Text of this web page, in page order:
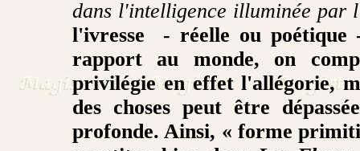
dans l'intelligence illuminée par
l'ivresse - réelle ou
rapport au monde, on
privilégie en effet l'allégorie,
des choses peut être
profonde. Ainsi, « forme